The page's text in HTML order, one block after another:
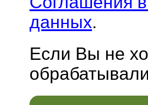
данных.
Если Вы не